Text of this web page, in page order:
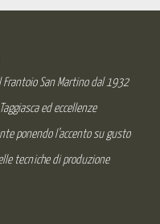
San Martino dal 1932
ed eccellenze
ponendo l’accento su gusto
tecniche di produzione